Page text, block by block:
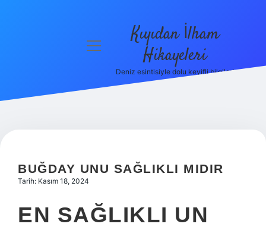
Hakkımızda
menüyü
Kıyıdan İlham
Hikayeleri
Deniz esintisiyle dolu keyifli bilgiler!
BUĞDAY UNU SAĞLIKLI MIDIR
Tarih: Kasım 18, 2024
EN SAĞLIKLI UN